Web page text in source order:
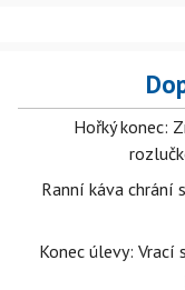
Hořký konec:
Ranní káva chrání
Konec úlevy: Vrací